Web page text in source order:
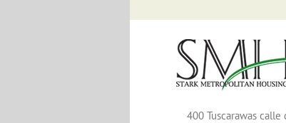
400 Tuscarawas calle